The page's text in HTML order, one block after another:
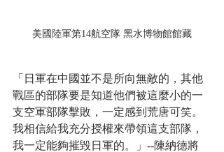
美國陸軍第14航空隊 黑水博物館館藏
「日軍在中國並不是所向無敵的，其他
戰區的部隊要是知道他們被這麼小的一
支空軍部隊擊敗，一定感到荒唐可笑。
我相信給我充分授權來帶領這支部隊，
我一定能夠摧毀日軍的。」--陳納德將